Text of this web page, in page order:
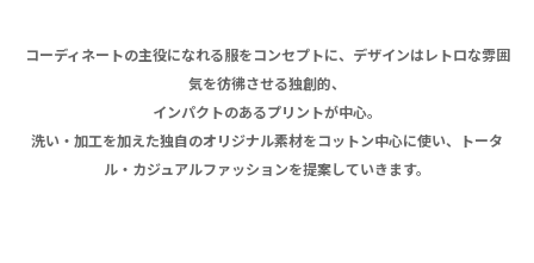
コーディネートの主役になれる服をコンセプトに、デザインはレトロな雰囲
気を彷彿させる独創的、
インパクトのあるプリントが中心。
洗い・加工を加えた独自のオリジナル素材をコットン中心に使い、トータ
ル・カジュアルファッションを提案していきます。